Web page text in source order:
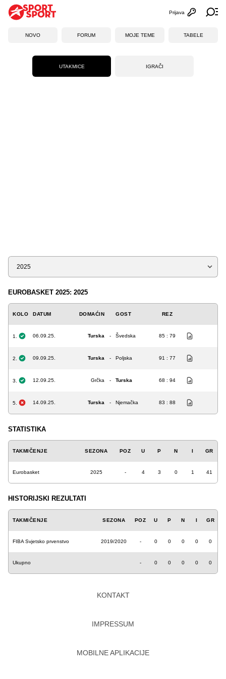
Otvori
Prijava
NOVO FORUM MOJE TEME TABELE
UTAKMICE IGRAČI
Sezona
EUROBASKET 2025: 2025
KOLO DATUM DOMAĆIN GOST REZ
1. 06.09.25. Turska - Švedska 85 : 79
2. 09.09.25. Turska - Poljska 91 : 77
3. 12.09.25. Grčka - Turska 68 : 94
5. 14.09.25. Turska - Njemačka 83 : 88
STATISTIKA
TAKMIČENJE SEZONA POZ U P N I GR
Eurobasket 2025 - 4 3 0 1 41
HISTORIJSKI REZULTATI
TAKMIČENJE SEZONA POZ U P N I GR
FIBA Svjetsko prvenstvo 2019/2020 - 0 0 0 0 0
Ukupno - 0 0 0 0 0
KONTAKT
IMPRESSUM
MOBILNE APLIKACIJE